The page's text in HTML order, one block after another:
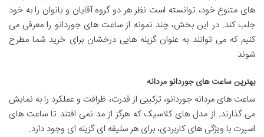
های متنوع خود، توانسته است نظر هر دو گروه آقایان و بانوان را به خود
جلب کند. در این بخش، چند نمونه از ساعت های جوردانو را معرفی می
کنیم که می توانند به عنوان گزینه هایی درخشان برای خرید شما مطرح
شوند.
بهترین ساعت های جوردانو مردانه
ساعت های مردانه جوردانو، ترکیبی از قدرت، ظرافت و عملکرد را به نمایش
می گذارند. از مدل های کلاسیک که هرگز از مد نمی افتند تا ساعت های
اسپرت با ویژگی های کاربردی، برای هر سلیقه ای گزینه ای وجود دارد.